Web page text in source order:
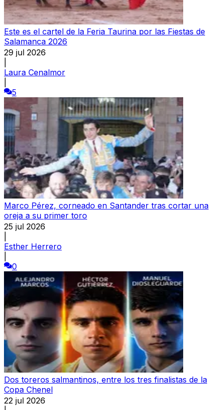
Este es el cartel de la Feria Taurina por las Fiestas de
Salamanca 2026
29 jul 2026
Laura Cenalmor
5
Marco Pérez, corneado en Santander tras cortar una
oreja a su primer toro
25 jul 2026
Esther Herrero
0
Dos toreros salmantinos, entre los tres finalistas de la
Copa Chenel
22 jul 2026